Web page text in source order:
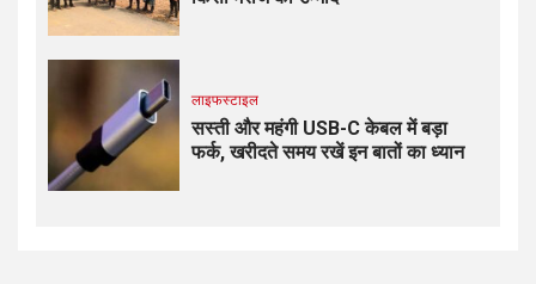
लाइफस्टाइल
सस्ती और महंगी USB-C केबल में बड़ा
फर्क, खरीदते समय रखें इन बातों का ध्यान